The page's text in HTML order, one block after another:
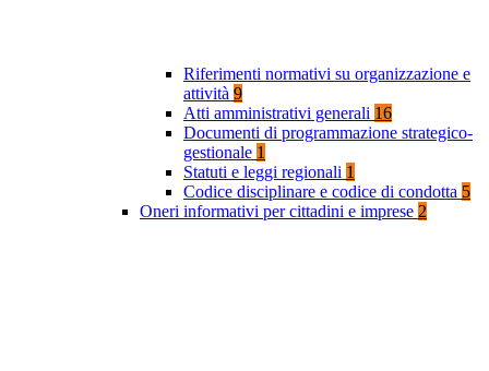
Riferimenti normativi su organizzazione e
attività 9
Atti amministrativi generali 16
Documenti di programmazione strategico-
gestionale 1
Statuti e leggi regionali 1
Codice disciplinare e codice di condotta 5
Oneri informativi per cittadini e imprese 2